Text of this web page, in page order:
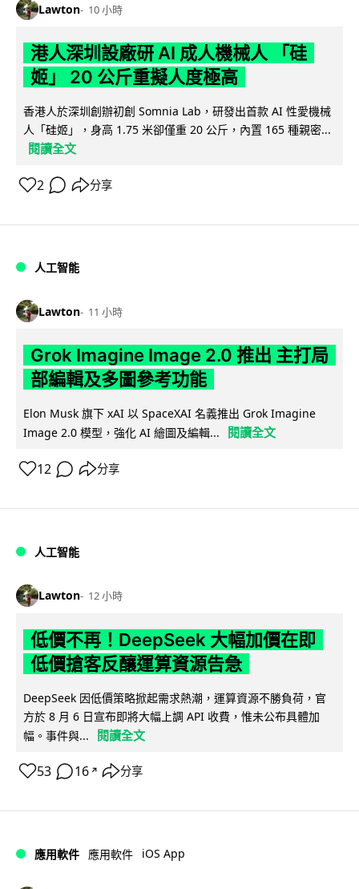
Lawton 10 小時
港人深圳設廠研 AI 成人機械人 「硅
姬」 20 公斤重擬人度極高
香港人於深圳創辦初創 Somnia Lab，研發出首款 AI 性愛機械
人「硅姬」，身高 1.75 米卻僅重 20 公斤，內置 165 種親密...
閱讀全文
2 分享
人工智能
Lawton 11 小時
Grok Imagine Image 2.0 推出 主打局
部編輯及多圖參考功能
Elon Musk 旗下 xAI 以 SpaceXAI 名義推出 Grok Imagine
Image 2.0 模型，強化 AI 繪圖及編輯...
閱讀全文
12 分享
人工智能
Lawton 12 小時
低價不再！DeepSeek 大幅加價在即
低價搶客反釀運算資源告急
DeepSeek 因低價策略掀起需求熱潮，運算資源不勝負荷，官
方於 8 月 6 日宣布即將大幅上調 API 收費，惟未公布具體加
幅。事件與...
閱讀全文
53 16 ↗ 分享
應用軟件 應用軟件 iOS App